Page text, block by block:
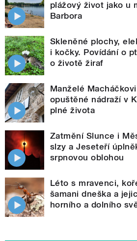
plážový život jako u
Barbora
Skleněné plochy,
i kočky. Povídání o
o životě žiraf
Manželé
opuštěné nádraží v
plné života
Zatmění Slunce i
slzy a Jeseteří
srpnovou oblohou
Léto s mravenci,
šamani dneška a
horního a dolního